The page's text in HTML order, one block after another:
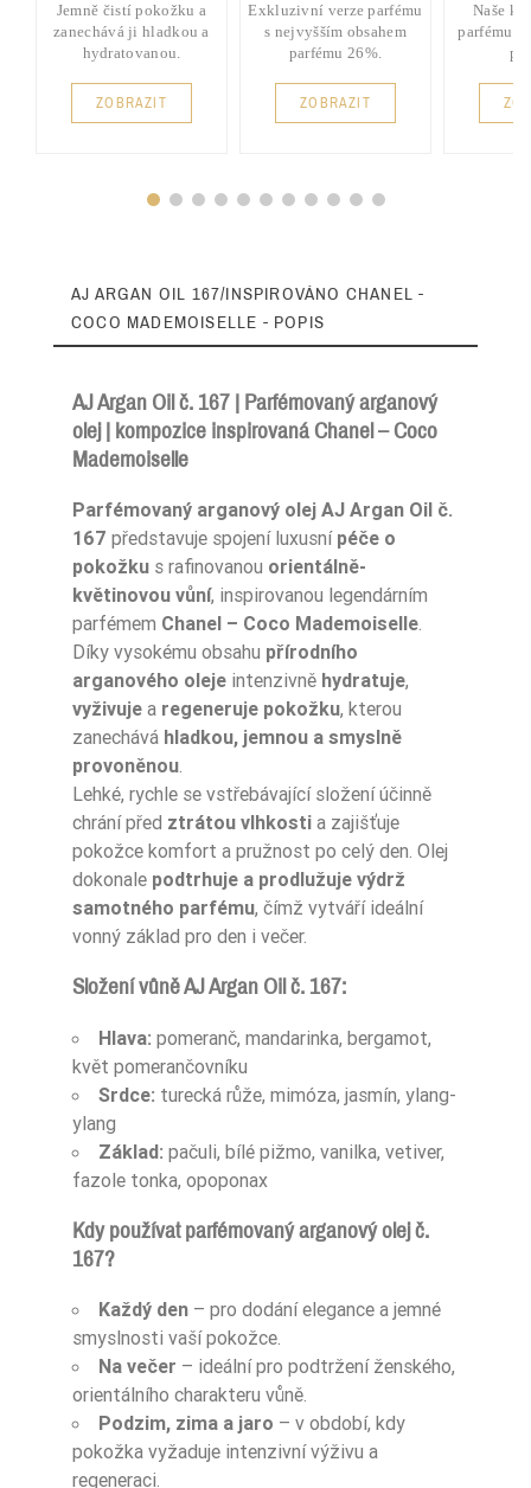
Jemně čistí pokožku a
zanechává ji hladkou a
hydratovanou.
ZOBRAZIT
Exkluzivní verze parfému
s nejvyšším obsahem
parfému 26%.
ZOBRAZIT
Naše
parfému s
AJ ARGAN OIL 167/INSPIROVÁNO CHANEL -
COCO MADEMOISELLE - POPIS
AJ Argan Oil č. 167 | Parfémovaný arganový
olej | kompozice inspirovaná Chanel – Coco
Mademoiselle
Parfémovaný arganový olej AJ Argan Oil č.
167 představuje spojení luxusní péče o
pokožku s rafinovanou orientálně-
květinovou vůní, inspirovanou legendárním
parfémem Chanel – Coco Mademoiselle.
Díky vysokému obsahu přírodního
arganového oleje intenzivně hydratuje,
vyživuje a regeneruje pokožku, kterou
zanechává hladkou, jemnou a smyslně
provoněnou.
Lehké, rychle se vstřebávající složení účinně
chrání před ztrátou vlhkosti a zajišťuje
pokožce komfort a pružnost po celý den. Olej
dokonale podtrhuje a prodlužuje výdrž
samotného parfému, čímž vytváří ideální
vonný základ pro den i večer.
Složení vůně AJ Argan Oil č. 167:
Hlava: pomeranč, mandarinka, bergamot,
květ pomerančovníku
Srdce: turecká růže, mimóza, jasmín, ylang-
ylang
Základ: pačuli, bílé pižmo, vanilka, vetiver,
fazole tonka, opoponax
Kdy používat parfémovaný arganový olej č.
167?
Každý den – pro dodání elegance a jemné
smyslnosti vaší pokožce.
Na večer – ideální pro podtržení ženského,
orientálního charakteru vůně.
Podzim, zima a jaro – v období, kdy
pokožka vyžaduje intenzivní výživu a
regeneraci.
Ean13